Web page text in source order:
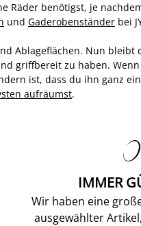
Räder benötigst, je
und Gaderobenständer bei
Ablageflächen. Nun bleibt
griffbereit zu haben.
ist, dass du ihn ganz
aufräumst.

IMMER
Wir haben eine
ausgewählter